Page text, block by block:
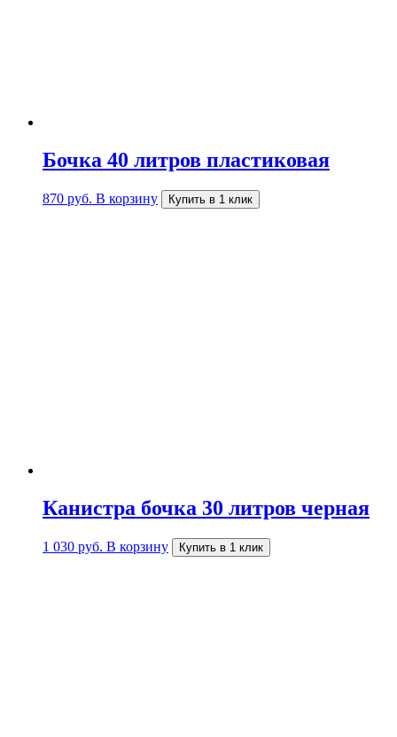
Бочка 40 литров пластиковая
870 руб. В корзину Купить в 1 клик
Канистра бочка 30 литров черная
1 030 руб. В корзину Купить в 1 клик